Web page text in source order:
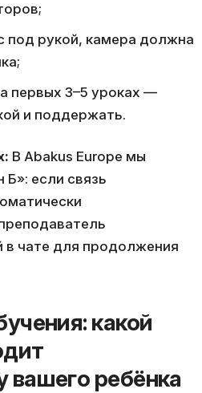
под рукой, камера должна
первых 3–5 уроках —
и поддержать.
В Abakus Europe мы
если связь
в чате для продолжения
какой
вашего ребёнка